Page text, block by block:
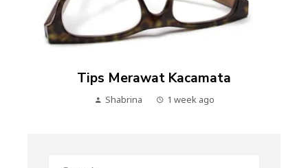
Tips Merawat Kacamata
Shabrina 1 week ago